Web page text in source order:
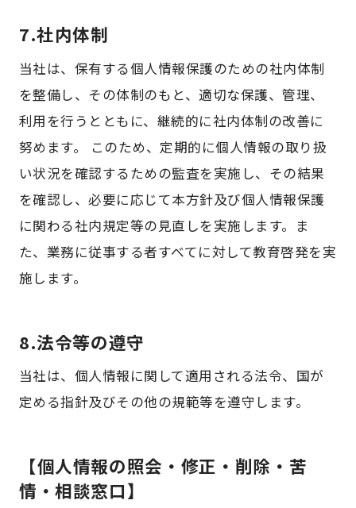
7.社内体制
当社は、保有する個人情報保護のための社内体制
を整備し、その体制のもと、適切な保護、管理、
利用を行うとともに、継続的に社内体制の改善に
努めます。 このため、定期的に個人情報の取り扱
い状況を確認するための監査を実施し、その結果
を確認し、必要に応じて本方針及び個人情報保護
に関わる社内規定等の見直しを実施します。ま
た、業務に従事する者すべてに対して教育啓発を実
施します。
8.法令等の遵守
当社は、個人情報に関して適用される法令、国が
定める指針及びその他の規範等を遵守します。
【個人情報の照会・修正・削除・苦
情・相談窓口】